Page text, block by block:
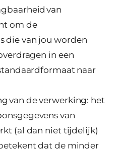
van
om de
die van jou worden
in een
naar
van de verwerking: het
van
(al dan niet tijdelijk)
dat de minder